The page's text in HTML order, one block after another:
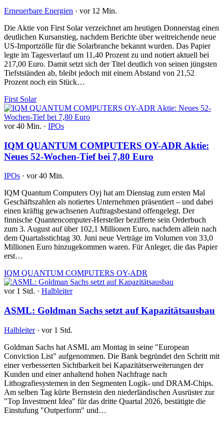
Erneuerbare Energien · vor 12 Min.
Die Aktie von First Solar verzeichnet am heutigen Donnerstag einen
deutlichen Kursanstieg, nachdem Berichte über weitreichende neue
US-Importzölle für die Solarbranche bekannt wurden. Das Papier
legte im Tagesverlauf um 11,40 Prozent zu und notiert aktuell bei
217,00 Euro. Damit setzt sich der Titel deutlich von seinen jüngsten
Tiefstständen ab, bleibt jedoch mit einem Abstand von 21,52
Prozent noch ein Stück…
First Solar
vor 40 Min. · IPOs
IQM QUANTUM COMPUTERS OY-ADR Aktie:
Neues 52-Wochen-Tief bei 7,80 Euro
IPOs · vor 40 Min.
IQM Quantum Computers Oyj hat am Dienstag zum ersten Mal
Geschäftszahlen als notiertes Unternehmen präsentiert – und dabei
einen kräftig gewachsenen Auftragsbestand offengelegt. Der
finnische Quantencomputer-Hersteller bezifferte sein Orderbuch
zum 3. August auf über 102,1 Millionen Euro, nachdem allein nach
dem Quartalsstichtag 30. Juni neue Verträge im Volumen von 33,0
Millionen Euro hinzugekommen waren. Für Anleger, die das Papier
erst…
IQM QUANTUM COMPUTERS OY-ADR
vor 1 Std. · Halbleiter
ASML: Goldman Sachs setzt auf Kapazitätsausbau
Halbleiter · vor 1 Std.
Goldman Sachs hat ASML am Montag in seine "European
Conviction List" aufgenommen. Die Bank begründet den Schritt mit
einer verbesserten Sichtbarkeit bei Kapazitätserweiterungen der
Kunden und einer anhaltend hohen Nachfrage nach
Lithografiesystemen in den Segmenten Logik- und DRAM-Chips.
Am selben Tag kürte Bernstein den niederländischen Ausrüster zur
"Top Investment Idea" für das dritte Quartal 2026, bestätigte die
Einstufung "Outperform" und…